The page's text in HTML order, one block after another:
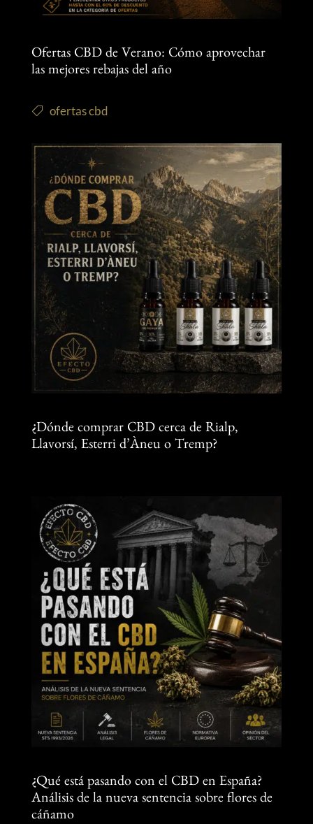
Ofertas CBD de Verano: Cómo aprovechar
las mejores rebajas del año
ofertas cbd
¿Dónde comprar CBD cerca de Rialp,
Llavorsí, Esterri d’Àneu o Tremp?
¿Qué está pasando con el CBD en España?
Análisis de la nueva sentencia sobre flores de
cáñamo